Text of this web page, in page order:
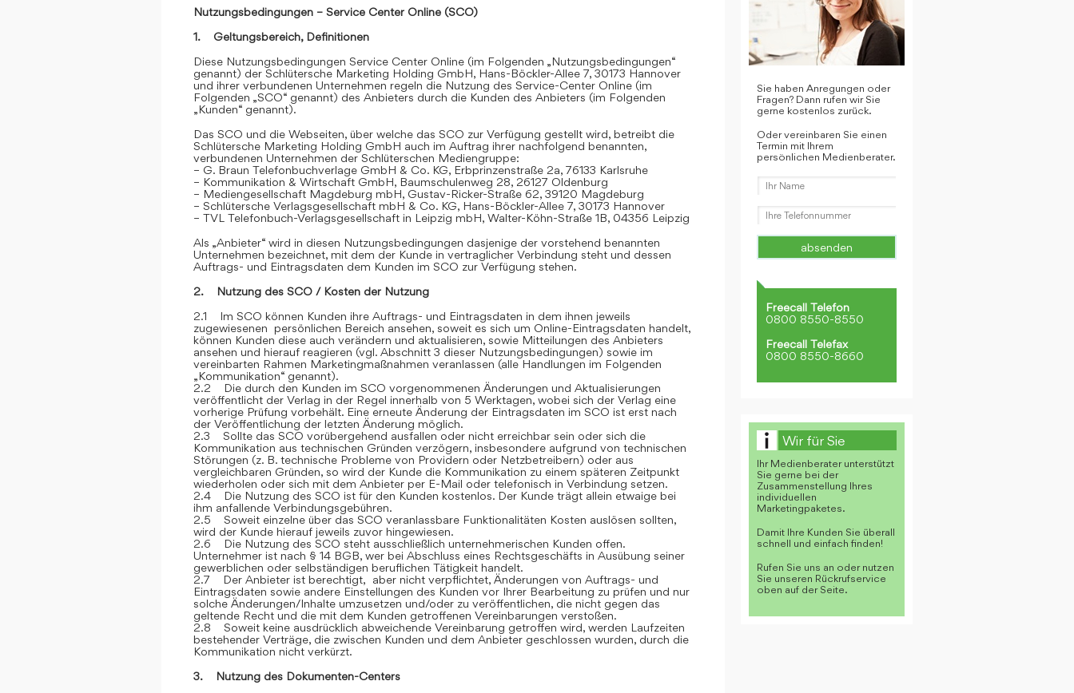
Nutzungsbedingungen – Service Center Online (SCO)
1. Geltungsbereich, Definitionen
Diese Nutzungsbedingungen Service Center Online (im Folgenden „Nutzungsbedingungen“
genannt) der Schlütersche Marketing Holding GmbH, Hans-Böckler-Allee 7, 30173 Hannover
und ihrer verbundenen Unternehmen regeln die Nutzung des Service-Center Online (im
Folgenden „SCO“ genannt) des Anbieters durch die Kunden des Anbieters (im Folgenden
„Kunden“ genannt).
Das SCO und die Webseiten, über welche das SCO zur Verfügung gestellt wird, betreibt die
Schlütersche Marketing Holding GmbH auch im Auftrag ihrer nachfolgend benannten,
verbundenen Unternehmen der Schlüterschen Mediengruppe:
– G. Braun Telefonbuchverlage GmbH & Co. KG, Erbprinzenstraße 2a, 76133 Karlsruhe
– Kommunikation & Wirtschaft GmbH, Baumschulenweg 28, 26127 Oldenburg
– Mediengesellschaft Magdeburg mbH, Gustav-Ricker-Straße 62, 39120 Magdeburg
– Schlütersche Verlagsgesellschaft mbH & Co. KG, Hans-Böckler-Allee 7, 30173 Hannover
– TVL Telefonbuch-Verlagsgesellschaft in Leipzig mbH, Walter-Köhn-Straße 1B, 04356 Leipzig
Als „Anbieter“ wird in diesen Nutzungsbedingungen dasjenige der vorstehend benannten
Unternehmen bezeichnet, mit dem der Kunde in vertraglicher Verbindung steht und dessen
Auftrags- und Eintragsdaten dem Kunden im SCO zur Verfügung stehen.
2. Nutzung des SCO / Kosten der Nutzung
2.1 Im SCO können Kunden ihre Auftrags- und Eintragsdaten in dem ihnen jeweils
zugewiesenen persönlichen Bereich ansehen, soweit es sich um Online-Eintragsdaten handelt,
können Kunden diese auch verändern und aktualisieren, sowie Mitteilungen des Anbieters
ansehen und hierauf reagieren (vgl. Abschnitt 3 dieser Nutzungsbedingungen) sowie im
vereinbarten Rahmen Marketingmaßnahmen veranlassen (alle Handlungen im Folgenden
„Kommunikation“ genannt).
2.2 Die durch den Kunden im SCO vorgenommenen Änderungen und Aktualisierungen
veröffentlicht der Verlag in der Regel innerhalb von 5 Werktagen, wobei sich der Verlag eine
vorherige Prüfung vorbehält. Eine erneute Änderung der Eintragsdaten im SCO ist erst nach
der Veröffentlichung der letzten Änderung möglich.
2.3 Sollte das SCO vorübergehend ausfallen oder nicht erreichbar sein oder sich die
Kommunikation aus technischen Gründen verzögern, insbesondere aufgrund von technischen
Störungen (z. B. technische Probleme von Providern oder Netzbetreibern) oder aus
vergleichbaren Gründen, so wird der Kunde die Kommunikation zu einem späteren Zeitpunkt
wiederholen oder sich mit dem Anbieter per E-Mail oder telefonisch in Verbindung setzen.
2.4 Die Nutzung des SCO ist für den Kunden kostenlos. Der Kunde trägt allein etwaige bei
ihm anfallende Verbindungsgebühren.
2.5 Soweit einzelne über das SCO veranlassbare Funktionalitäten Kosten auslösen sollten,
wird der Kunde hierauf jeweils zuvor hingewiesen.
2.6 Die Nutzung des SCO steht ausschließlich unternehmerischen Kunden offen.
Unternehmer ist nach § 14 BGB, wer bei Abschluss eines Rechtsgeschäfts in Ausübung seiner
gewerblichen oder selbständigen beruflichen Tätigkeit handelt.
2.7 Der Anbieter ist berechtigt, aber nicht verpflichtet, Änderungen von Auftrags- und
Eintragsdaten sowie andere Einstellungen des Kunden vor Ihrer Bearbeitung zu prüfen und nur
solche Änderungen/Inhalte umzusetzen und/oder zu veröffentlichen, die nicht gegen das
geltende Recht und die mit dem Kunden getroffenen Vereinbarungen verstoßen.
2.8 Soweit keine ausdrücklich abweichende Vereinbarung getroffen wird, werden Laufzeiten
bestehender Verträge, die zwischen Kunden und dem Anbieter geschlossen wurden, durch die
Kommunikation nicht verkürzt.
3. Nutzung des Dokumenten-Centers
Sie haben Anregungen oder
Fragen? Dann rufen wir Sie
gerne kostenlos zurück.
Oder vereinbaren Sie einen
Termin mit Ihrem
persönlichen Medienberater.
Freecall Telefon
0800 8550-8550
Freecall Telefax
0800 8550-8660
Wir für Sie
Ihr Medienberater unterstützt
Sie gerne bei der
Zusammenstellung Ihres
individuellen
Marketingpaketes.
Damit Ihre Kunden Sie überall
schnell und einfach finden!
Rufen Sie uns an oder nutzen
Sie unseren Rückrufservice
oben auf der Seite.